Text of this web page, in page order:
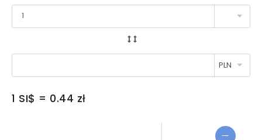
ZALOGUJ SIĘ
1 SI$ = 0.44 zł